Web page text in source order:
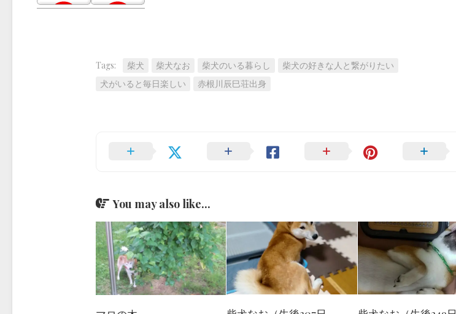
Tags: 柴犬 柴犬なお 柴犬のいる暮らし
柴犬の好きな人と繋がりたい
犬がいると毎日楽しい
赤根川辰巳荘出身
You may also like...